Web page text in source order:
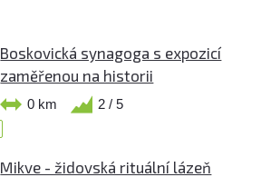
Boskovická synagoga s expozicí
zaměřenou na historii
0 km 2 / 5
Mikve - židovská rituální lázeň